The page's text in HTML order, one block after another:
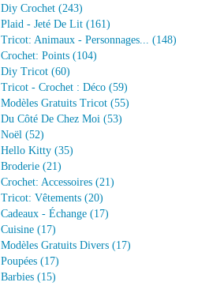
Diy Crochet (243)
Plaid - Jeté De Lit (161)
Tricot: Animaux - Personnages... (148)
Crochet: Points (104)
Diy Tricot (60)
Tricot - Crochet : Déco (59)
Modèles Gratuits Tricot (55)
Du Côté De Chez Moi (53)
Noël (52)
Hello Kitty (35)
Broderie (21)
Crochet: Accessoires (21)
Tricot: Vêtements (20)
Cadeaux - Échange (17)
Cuisine (17)
Modèles Gratuits Divers (17)
Poupées (17)
Barbies (15)